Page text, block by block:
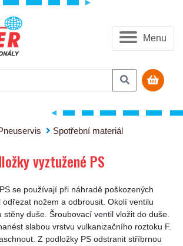
Menu
Spotřební materiál
vyztužené PS
vyztužené PS
se používají při náhradě poškozených
odřezat nožem a odbrousit. Okolí ventilu
duše. Šroubovací ventil vložit do duše.
slabou vrstvu vulkanizačního roztoku F.
Z podložky PS odstranit stříbrnou